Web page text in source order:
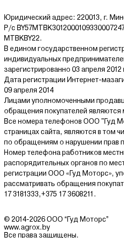
Юридический адрес: 220013, г.
Р/с
MTBKBY22.
В едином государственном
индивидуальных
зарегистрированно 03 апреля 2012
Дата регистрации Интернет-
09 апреля 2014
Лицами уполномоченными
обращения покупателей
Все номера телефонов ООО "Гуд
страницах сайта, являются в том
по обращениям о нарушении прав
Номер телефона работников
распорядительных органов по
регистрации ООО «Гуд Моторс»,
рассматривать обращения
17 3181333,+375 17 3608211.
© 2014-2026 ООО “Гуд Моторс”
www.agrox.by
Все права защищены.